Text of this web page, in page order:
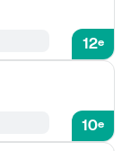
12e
10e